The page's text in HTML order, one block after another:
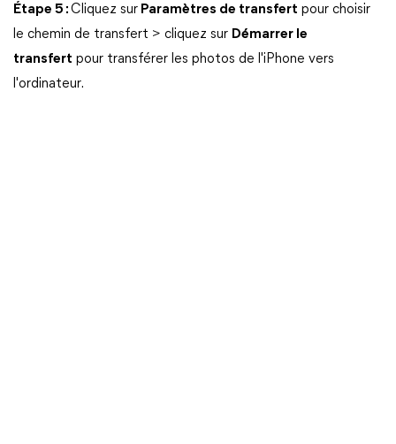
Étape 5 :Cliquez sur Paramètres de transfert pour choisir
le chemin de transfert > cliquez sur Démarrer le
transfert pour transférer les photos de l'iPhone vers
l'ordinateur.